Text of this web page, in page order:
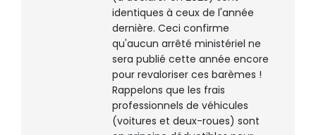
identiques à ceux de l'année
dernière. Ceci confirme
qu'aucun arrêté ministériel ne
sera publié cette année encore
pour revaloriser ces barèmes !
Rappelons que les frais
professionnels de véhicules
(voitures et deux-roues) sont